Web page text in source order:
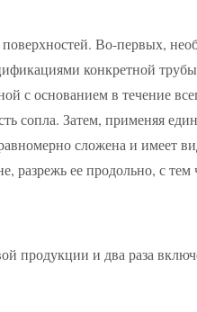
Во-первых,
конкретной
с основанием в течение
Затем, применяя
сложена и имеет
ее продольно, с
продукции и два раза